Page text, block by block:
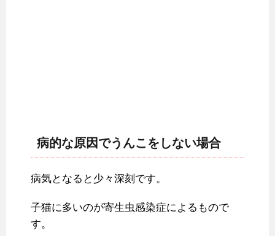
病的な原因でうんこをしない場合
病気となると少々深刻です。
子猫に多いのが寄生虫感染症によるもので
す。